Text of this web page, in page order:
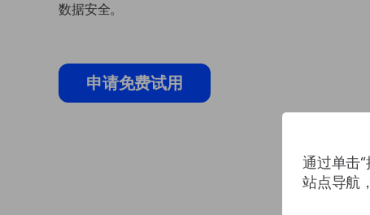
通过单击
站点导航
数据安全。
申请免费试用